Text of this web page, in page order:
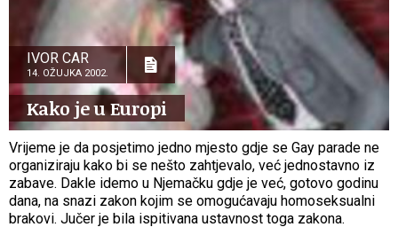
IVOR CAR
14. OŽUJKA 2002.
Kako je u Europi
Vrijeme je da posjetimo jedno mjesto gdje se Gay parade ne
organiziraju kako bi se nešto zahtjevalo, već jednostavno iz
zabave. Dakle idemo u Njemačku gdje je već, gotovo godinu
dana, na snazi zakon kojim se omogućavaju homoseksualni
brakovi. Jučer je bila ispitivana ustavnost toga zakona.